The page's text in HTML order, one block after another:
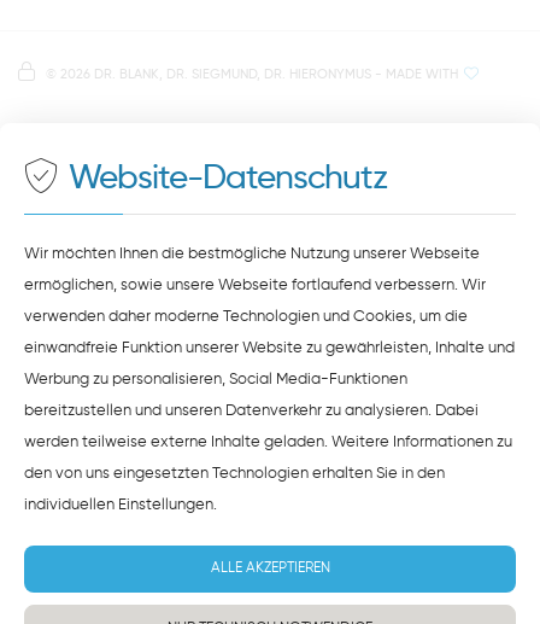
zustimmen.
ZUSTIMMEN
HINWEISE ZUM DATENSCHUTZ
© 2026 DR. BLANK, DR. SIEGMUND, DR. HIERONYMUS - MADE WITH
Website-Datenschutz
Wir möchten Ihnen die bestmögliche Nutzung unserer Webseite
ermöglichen, sowie unsere Webseite fortlaufend verbessern. Wir
verwenden daher moderne Technologien und Cookies, um die
einwandfreie Funktion unserer Website zu gewährleisten, Inhalte und
Werbung zu personalisieren, Social Media-Funktionen
bereitzustellen und unseren Datenverkehr zu analysieren. Dabei
werden teilweise externe Inhalte geladen. Weitere Informationen zu
den von uns eingesetzten Technologien erhalten Sie in den
individuellen Einstellungen.
ALLE AKZEPTIEREN